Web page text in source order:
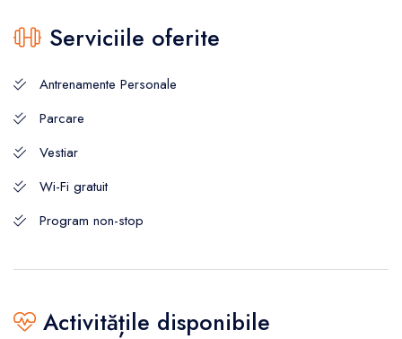
Serviciile oferite
Antrenamente Personale
Parcare
Vestiar
Wi-Fi gratuit
Program non-stop
Activitățile disponibile